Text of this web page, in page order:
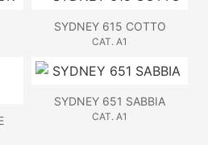
SYDNEY 615 COTTO
CAT. A1
SYDNEY 651 SABBIA
CAT. A1